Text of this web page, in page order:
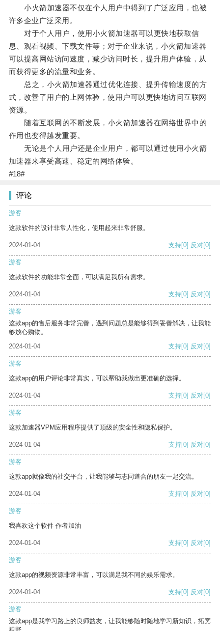
小火箭加速器不仅在个人用户中得到了广泛应用，也被
许多企业广泛采用。
对于个人用户，使用小火箭加速器可以更快地获取信
息、观看视频、下载文件等；对于企业来说，小火箭加速器
可以提高网站访问速度，减少访问时长，提升用户体验，从
而获得更多的流量和业务。
总之，小火箭加速器通过优化连接、提升传输速度的方
式，改善了用户的上网体验，使用户可以更快地访问互联网
资源。
随着互联网的不断发展，小火箭加速器在网络世界中的
作用也变得越发重要。
无论是个人用户还是企业用户，都可以通过使用小火箭
加速器来享受高速、稳定的网络体验。
#18#
评论
游客
这款软件的设计非常人性化，使用起来非常舒服。
2024-01-04 支持[0] 反对[0]
游客
这款软件的功能非常全面，可以满足我所有需求。
2024-01-04 支持[0] 反对[0]
游客
这款app的售后服务非常完善，遇到问题总是能够得到妥善解决，让我能
够放心购物。
2024-01-04
支持[0] 反对[0]
游客
这款app的用户评论非常真实，可以帮助我做出更准确的选择。
2024-01-04 支持[0] 反对[0]
游客
这款加速器VPM应用程序提供了顶级的安全性和隐私保护。
2024-01-04 支持[0] 反对[0]
游客
这款app就像我的社交平台，让我能够与志同道合的朋友一起交流。
2024-01-04 支持[0] 反对[0]
游客
我喜欢这个软件 作者加油
2024-01-04 支持[0] 反对[0]
游客
这款app的视频资源非常丰富，可以满足我不同的娱乐需求。
2024-01-04 支持[0] 反对[0]
游客
这款app是我学习路上的良师益友，让我能够随时随地学习新知识，拓宽